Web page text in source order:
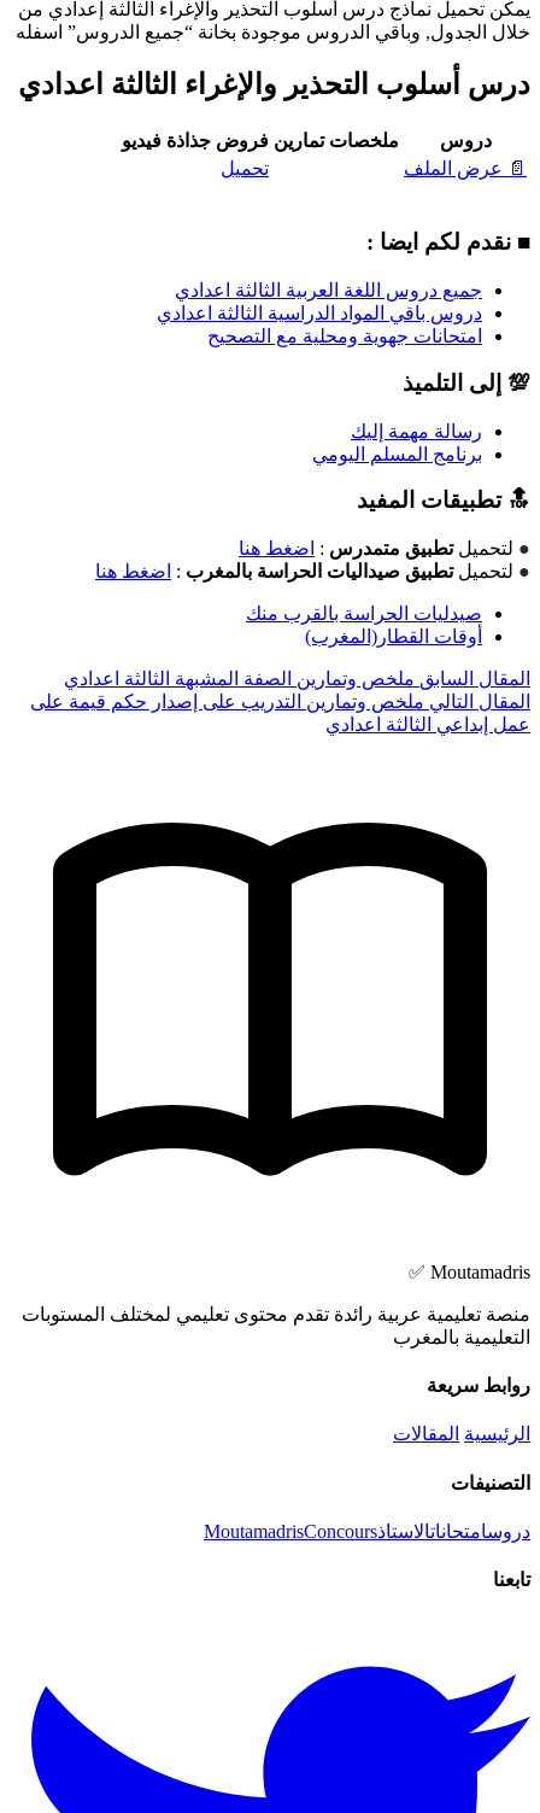
يمكن تحميل نماذج درس أسلوب التحذير والإغراء الثالثة إعدادي من
خلال الجدول, وباقي الدروس موجودة بخانة “جميع الدروس” اسفله
درس أسلوب التحذير والإغراء الثالثة اعدادي
دروس ملخصات تمارين فروض جذاذة فيديو
📄 عرض الملف
تحميل
■ نقدم لكم ايضا :
جميع دروس اللغة العربية الثالثة اعدادي
دروس باقي المواد الدراسية الثالثة اعدادي
امتحانات جهوية ومحلية مع التصحيح
💯 إلى التلميذ
رسالة مهمة إليك
برنامج المسلم اليومي
🔝 تطبيقات المفيد
● لتحميلتطبيق متمدرس : اضغط هنا
● لتحميلتطبيق صيداليات الحراسة بالمغرب : اضغط هنا
صيدليات الحراسة بالقرب منك
أوقات القطار(المغرب)
المقال السابق ملخص وتمارين الصفة المشبهة الثالثة اعدادي
المقال التالي ملخص وتمارين التدريب على إصدار حكم قيمة على
عمل إبداعي الثالثة اعدادي
Moutamadris ✅
منصة تعليمية عربية رائدة تقدم محتوى تعليمي لمختلف المستوبات
التعليمية بالمغرب
روابط سريعة
الرئيسية المقالات
التصنيفات
دروسامتحاناتالاستاذ MoutamadrisConcours
تابعنا